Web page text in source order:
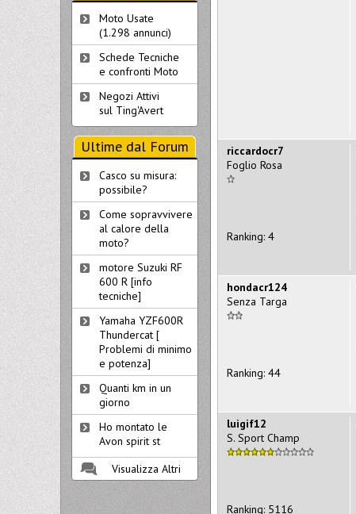
riccardocr7
Foglio Rosa
Ranking: 4
hondacr124
Senza Targa
Ranking: 44
luigif12
S. Sport Champ
Ranking: 5116
Moto Usate
(1.298 annunci)
Schede Tecniche
e confronti Moto
Negozi Attivi
sul Ting'Avert
Ultime dal Forum
Casco su misura:
possibile?
Come sopravvivere
al calore della
moto?
motore Suzuki RF
600 R [info
tecniche]
Yamaha YZF600R
Thundercat [
Problemi di minimo
e potenza]
Quanti km in un
giorno
Ho montato le
Avon spirit st
Visualizza Altri